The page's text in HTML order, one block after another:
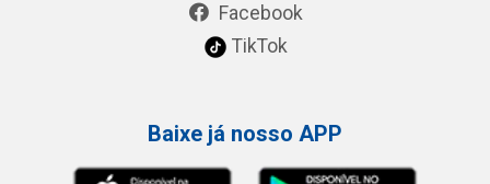
Facebook
TikTok
Baixe já nosso APP